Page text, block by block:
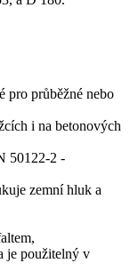
pro průběžné nebo
i na betonových
50122-2 -
zemní hluk a
je použitelný v